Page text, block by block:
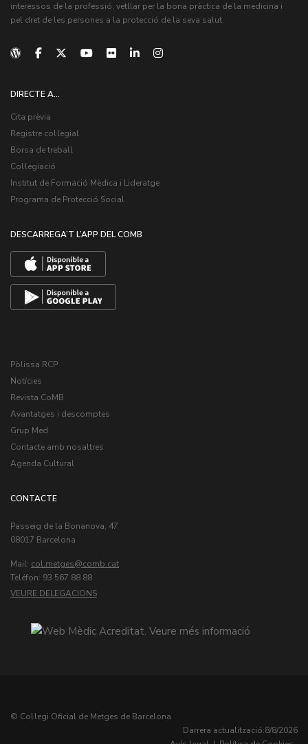
interessos de la professió, vetllar per la bona pràctica de la medicina i
pel dret de les persones a la protecció de la seva salut.
DIRECTE A...
Cita prèvia
Registre col·legial
Borsa de treball
Col·legiació
Institut de Formació Mèdica i Lideratge
Programa de Protecció Social
DESCARREGA’T L’APP DEL COMB
Pòlissa RCP
Notícies
Revista CoMB
Avantatges i descomptes
Grup Med
Contacte amb nosaltres
Agenda Cultural
CONTACTE
Passeig de la Bonanova, 47
08017 Barcelona
Mail: col.metges
Teléfon: 93 567 88 88
VEURE DELEGACIONS
© Col·legi Oficial de Metges de Barcelona
Darrera actualització:8/8/2026